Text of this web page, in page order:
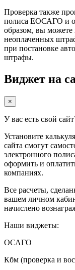
Проверка также
полиса ЕОСАГО и
образом, вы можете
неоплаченных
при постановке
штрафы.
Виджет на
×
У вас есть свой
Установите
сайта смогут
электронного
оформить и
компаниях.
Все расчеты,
вашем личном
начислено
Наши виджеты:
ОСАГО
Кбм (проверка и